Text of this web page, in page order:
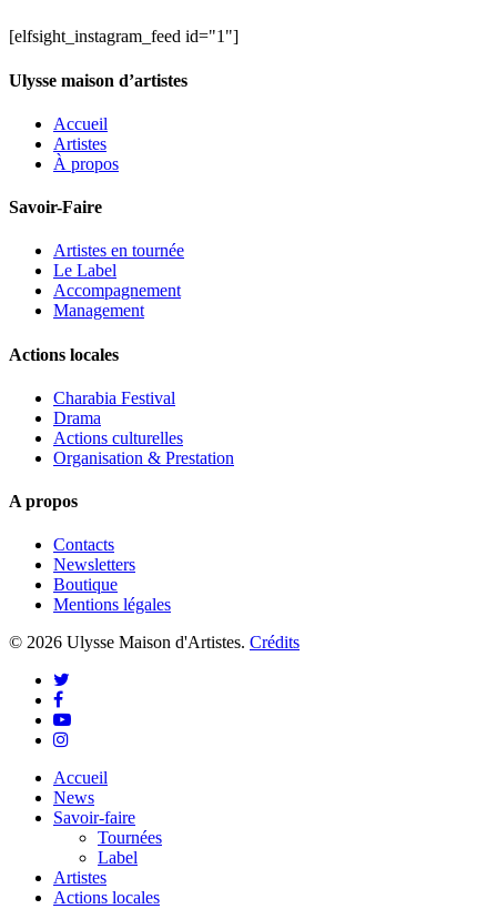
[elfsight_instagram_feed id="1"]
Ulysse maison d’artistes
Accueil
Artistes
À propos
Savoir-Faire
Artistes en tournée
Le Label
Accompagnement
Management
Actions locales
Charabia Festival
Drama
Actions culturelles
Organisation & Prestation
A propos
Contacts
Newsletters
Boutique
Mentions légales
© 2026 Ulysse Maison d'Artistes. Crédits
twitter
facebook
youtube
instagram
Close
Menu
Accueil
News
Savoir-faire
Tournées
Label
Artistes
Actions locales